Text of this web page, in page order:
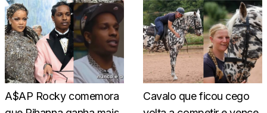
A$AP Rocky comemora
Cavalo que ficou cego